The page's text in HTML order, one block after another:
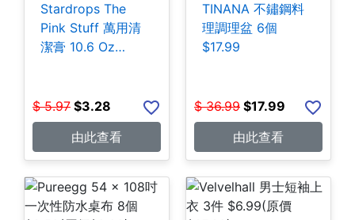
Stardrops The
Pink Stuff 萬用清
潔膏 10.6 Oz
$ 5.97 $3.28
由此查看
TINANA 不鏽鋼料
理調理盆 6個
$17.99
$ 36.99 $17.99
由此查看